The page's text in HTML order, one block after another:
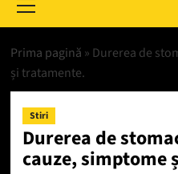
Menu
Prima pagină » Durerea de
și tratamente.
Stiri
Durerea de
cauze, simptome